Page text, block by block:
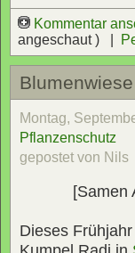
Kommentar
angeschaut ) |
Montag,
Pflanzenschutz
gepostet von Nils
[Samen
Dieses